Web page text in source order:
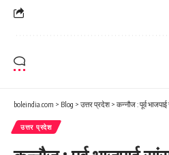
boleindia.com > Blog > उत्तर प्रदेश> कन्नौज : पूर्व भाजपाई सांसद
उत्तर प्रदेश